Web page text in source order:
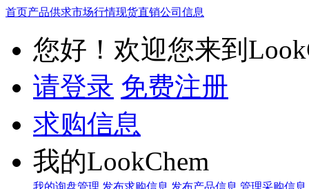
首页产品供求市场行情现货直销公司信息
您好！欢迎您来到
请登录 免费注册
求购信息
我的LookChem
我的询盘管理 发布求购信息 发布产品信息 管理采购信息